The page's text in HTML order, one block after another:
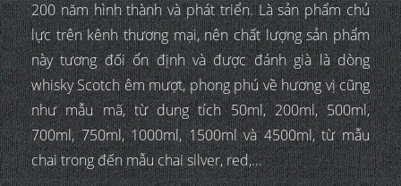
200 năm hình thành và phát triển. Là sản phẩm chủ
lực trên kênh thương mại, nên chất lượng sản phẩm
này tương đối ổn định và được đánh già là dòng
whisky Scotch êm mượt, phong phú về hương vị cũng
như mẫu mã, từ dung tích 50ml, 200ml, 500ml,
700ml, 750ml, 1000ml, 1500ml và 4500ml, từ mẫu
chai trong đến mẫu chai silver, red,...